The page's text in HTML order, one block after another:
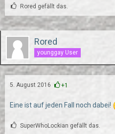
Rored gefällt das.
Rored
younggay User
5. August 2016 +1
Eine ist auf jeden Fall noch dabei!
SuperWhoLockian gefällt das.